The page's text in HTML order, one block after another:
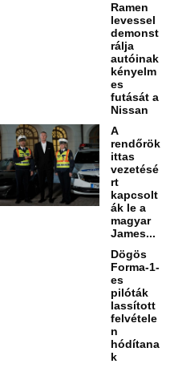
Ramen
levessel
demonst
rálja
autóinak
kényelm
es
futását a
Nissan
A
rendőrök
ittas
vezetésé
rt
kapcsolt
ák le a
magyar
James...
Dögös
Forma-1-
es
pilóták
lassított
felvétele
n
hódítana
k